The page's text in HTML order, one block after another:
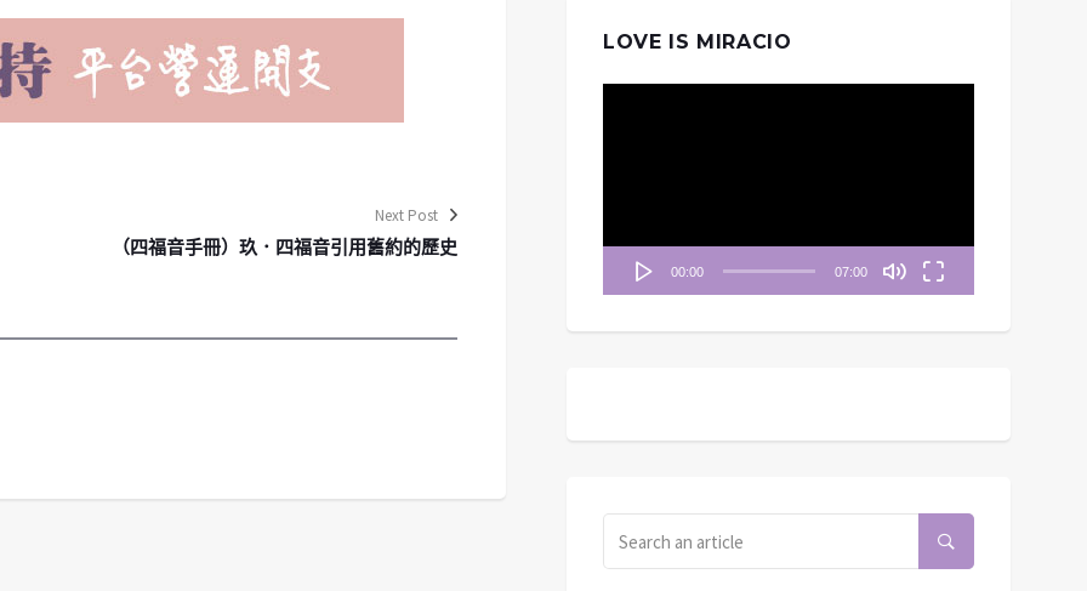
Next Post
（四福音手冊）玖．四福音引用舊約的歷史
LOVE IS MIRACIO
00:00 07:00